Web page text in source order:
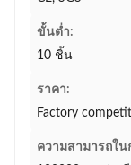
ขั้นต่ำ:
10 ชิ้น
ราคา:
Factory
ความสามารถใน